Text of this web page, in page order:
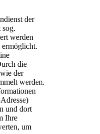
der
werden
ermöglicht.
die
der
werden.
und dort
Ihre
um